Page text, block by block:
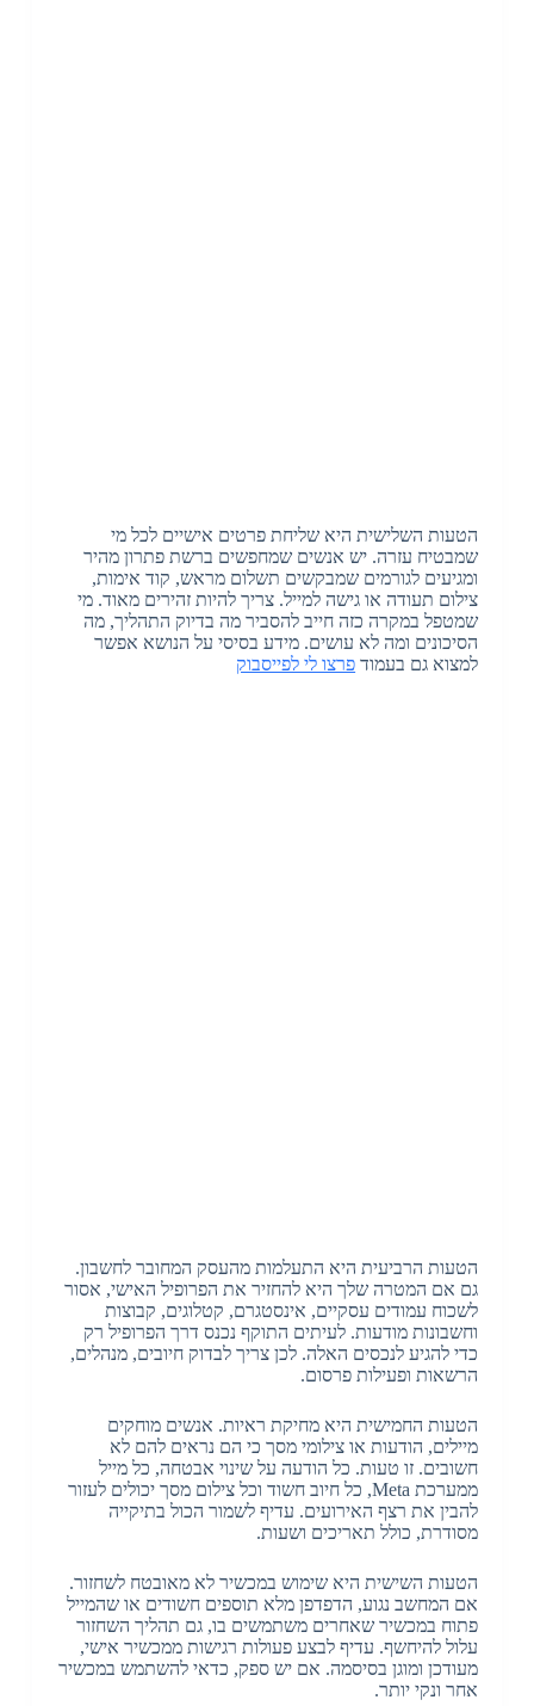
הטעות השלישית היא שליחת פרטים אישיים לכל מי
שמבטיח עזרה. יש אנשים שמחפשים ברשת פתרון מהיר
ומגיעים לגורמים שמבקשים תשלום מראש, קוד אימות,
צילום תעודה או גישה למייל. צריך להיות זהירים מאוד. מי
שמטפל במקרה כזה חייב להסביר מה בדיוק התהליך, מה
הסיכונים ומה לא עושים. מידע בסיסי על הנושא אפשר
למצוא גם בעמוד פרצו לי לפייסבוק
הטעות הרביעית היא התעלמות מהעסק המחובר לחשבון.
גם אם המטרה שלך היא להחזיר את הפרופיל האישי, אסור
לשכוח עמודים עסקיים, אינסטגרם, קטלוגים, קבוצות
וחשבונות מודעות. לעיתים התוקף נכנס דרך הפרופיל רק
כדי להגיע לנכסים האלה. לכן צריך לבדוק חיובים, מנהלים,
הרשאות ופעילות פרסום.
הטעות החמישית היא מחיקת ראיות. אנשים מוחקים
מיילים, הודעות או צילומי מסך כי הם נראים להם לא
חשובים. זו טעות. כל הודעה על שינוי אבטחה, כל מייל
ממערכת Meta, כל חיוב חשוד וכל צילום מסך יכולים לעזור
להבין את רצף האירועים. עדיף לשמור הכול בתיקייה
מסודרת, כולל תאריכים ושעות.
הטעות השישית היא שימוש במכשיר לא מאובטח לשחזור.
אם המחשב נגוע, הדפדפן מלא תוספים חשודים או שהמייל
פתוח במכשיר שאחרים משתמשים בו, גם תהליך השחזור
עלול להיחשף. עדיף לבצע פעולות רגישות ממכשיר אישי,
מעודכן ומוגן בסיסמה. אם יש ספק, כדאי להשתמש במכשיר
אחר ונקי יותר.